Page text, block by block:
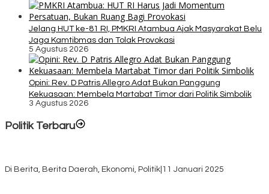
Jelang HUT ke-81 RI, PMKRI Atambua Ajak Masyarakat Belu
Jaga Kamtibmas dan Tolak Provokasi
5 Agustus 2026
Opini: Rev. D Patris Allegro Adat Bukan Panggung
Kekuasaan: Membela Martabat Timor dari Politik Simbolik
3 Agustus 2026
Politik Terbaru
Di Berita, Berita Daerah, Ekonomi, Politik 11 Januari 2025